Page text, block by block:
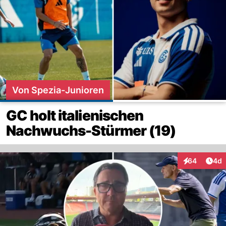
Von Spezia-Junioren
GC holt italienischen
Nachwuchs-Stürmer (19)
64
Interaktionen
4d